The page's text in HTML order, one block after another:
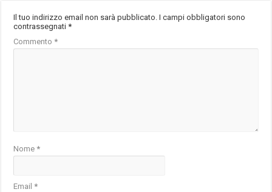
Il tuo indirizzo email non sarà pubblicato. I campi obbligatori sono
contrassegnati*
Commento*
Nome*
Email*